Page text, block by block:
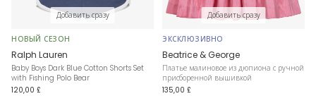
Добавить сразу
НОВЫЙ СЕЗОН
Ralph Lauren
Baby Boys Dark Blue Cotton Shorts Set
with Fishing Polo Bear
120,00 £
Добавить сразу
ЭКСКЛЮЗИВНО
Beatrice & George
Платье малиновое из дюпиона с ручной
присборенной вышивкой
135,00 £